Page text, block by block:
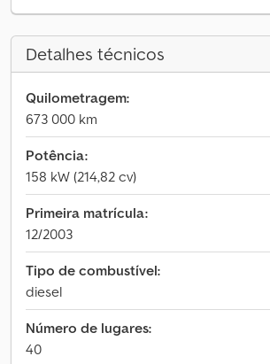
Detalhes técnicos
Quilometragem:
673 000 km
Potência:
158 kW (214,82 cv)
Primeira matrícula:
12/2003
Tipo de combustível:
diesel
Número de lugares:
40